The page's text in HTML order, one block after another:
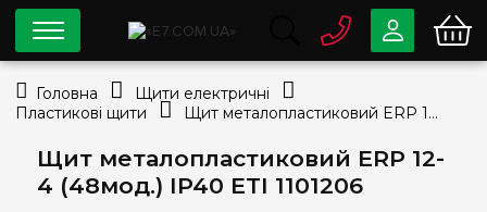
Щит металопластиковий ERP 12-
4 (48мод.) IP40 ETI 1101206
0 800
info@e7.com.ua
044334-79-78
Viber Telegram
Головна
Щити електричні
Пластикові щити
Щит металопластиковий ERP 12-4 (48мод.) IP40 ETI 1101206